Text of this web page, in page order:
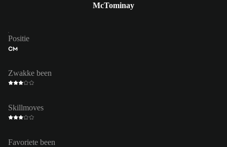
McTominay
Positie
CM
Zwakke been
Skillmoves
Favoriete been